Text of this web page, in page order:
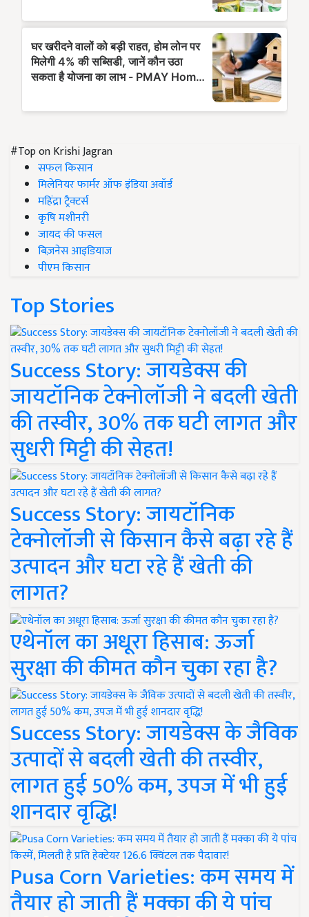
#Top on Krishi Jagran
सफल किसान
मिलेनियर फार्मर ऑफ इंडिया अवॉर्ड
महिंद्रा ट्रैक्टर्स
कृषि मशीनरी
जायद की फसल
बिज़नेस आइडियाज
पीएम किसान
Top Stories
Success Story: जायडेक्स की
जायटॉनिक टेक्नोलॉजी ने बदली खेती
की तस्वीर, 30% तक घटी लागत और
सुधरी मिट्टी की सेहत!
Success Story: जायटॉनिक
टेक्नोलॉजी से किसान कैसे बढ़ा रहे हैं
उत्पादन और घटा रहे हैं खेती की
लागत?
एथेनॉल का अधूरा हिसाब: ऊर्जा
सुरक्षा की कीमत कौन चुका रहा है?
Success Story: जायडेक्स के जैविक
उत्पादों से बदली खेती की तस्वीर,
लागत हुई 50% कम, उपज में भी हुई
शानदार वृद्धि!
Pusa Corn Varieties: कम समय में
तैयार हो जाती हैं मक्का की ये पांच